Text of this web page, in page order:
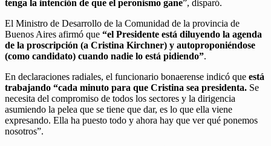
tenga la intención de que el peronismo gane”, disparó.
El Ministro de Desarrollo de la Comunidad de la provincia de
Buenos Aires afirmó que “el Presidente está diluyendo la agenda
de la proscripción (a Cristina Kirchner) y autoproponiéndose
(como candidato) cuando nadie lo está pidiendo”.
En declaraciones radiales, el funcionario bonaerense indicó que está
trabajando “cada minuto para que Cristina sea presidenta. Se
necesita del compromiso de todos los sectores y la dirigencia
asumiendo la pelea que se tiene que dar, es lo que ella viene
expresando. Ella ha puesto todo y ahora hay que ver qué ponemos
nosotros”.